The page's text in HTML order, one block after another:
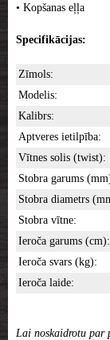
• Kopšanas eļļa
Specifikācijas:
Zīmols:
Modelis:
Kalibrs:
Aptveres ietilpība:
Vītnes solis (twist):
Stobra garums
Stobra diametrs
Stobra vītne:
Ieroča garums (cm):
Ieroča svars (kg):
Ieroča laide:
Lai noskaidrotu par